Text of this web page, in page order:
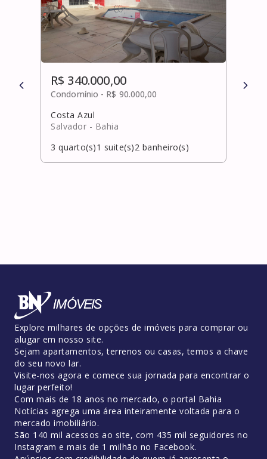
R$ 340.000,00
Condomínio - R$ 90.000,00
Costa Azul
Salvador - Bahia
3 quarto(s)1 suite(s)2 banheiro(s)
R$
Explore milhares de opções de imóveis para comprar ou
alugar em nosso site.
Sejam apartamentos, terrenos ou casas, temos a chave
do seu novo lar.
Visite-nos agora e comece sua jornada para encontrar o
lugar perfeito!
Com mais de 18 anos no mercado, o portal Bahia
Notícias agrega uma área inteiramente voltada para o
mercado imobiliário.
São 140 mil acessos ao site, com 435 mil seguidores no
Instagram e mais de 1 milhão no Facebook.